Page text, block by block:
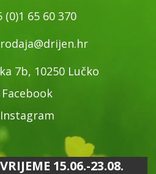
(0)1 65 60 370
7b, 10250 Lučko
Facebook
Instagram
15.06.-23.08.